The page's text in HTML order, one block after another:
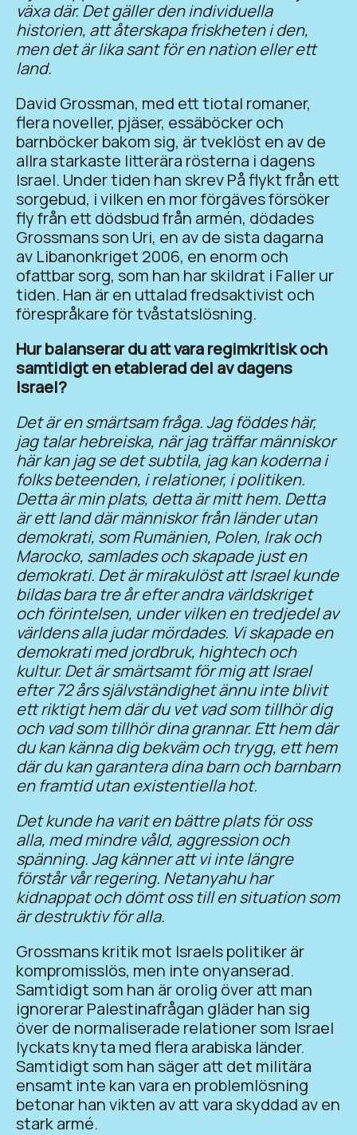
växa där. Det gäller den individuella
historien, att återskapa friskheten i den,
men det är lika sant för en nation eller ett
land.
David Grossman, med ett tiotal romaner,
flera noveller, pjäser, essäböcker och
barnböcker bakom sig, är tveklöst en av de
allra starkaste litterära rösterna i dagens
Israel. Under tiden han skrev På flykt från ett
sorgebud, i vilken en mor förgäves försöker
fly från ett dödsbud från armén, dödades
Grossmans son Uri, en av de sista dagarna
av Libanonkriget 2006, en enorm och
ofattbar sorg, som han har skildrat i Faller ur
tiden. Han är en uttalad fredsaktivist och
förespråkare för tvåstatslösning.
Hur balanserar du att vara regimkritisk och
samtidigt en etablerad del av dagens
Israel?
Det är en smärtsam fråga. Jag föddes här,
jag talar hebreiska, när jag träffar människor
här kan jag se det subtila, jag kan koderna i
folks beteenden, i relationer, i politiken.
Detta är min plats, detta är mitt hem. Detta
är ett land där människor från länder utan
demokrati, som Rumänien, Polen, Irak och
Marocko, samlades och skapade just en
demokrati. Det är mirakulöst att Israel kunde
bildas bara tre år efter andra världskriget
och förintelsen, under vilken en tredjedel av
världens alla judar mördades. Vi skapade en
demokrati med jordbruk, hightech och
kultur. Det är smärtsamt för mig att Israel
efter 72 års självständighet ännu inte blivit
ett riktigt hem där du vet vad som tillhör dig
och vad som tillhör dina grannar. Ett hem där
du kan känna dig bekväm och trygg, ett hem
där du kan garantera dina barn och barnbarn
en framtid utan existentiella hot.
Det kunde ha varit en bättre plats för oss
alla, med mindre våld, aggression och
spänning. Jag känner att vi inte längre
förstår vår regering. Netanyahu har
kidnappat och dömt oss till en situation som
är destruktiv för alla.
Grossmans kritik mot Israels politiker är
kompromisslös, men inte onyanserad.
Samtidigt som han är orolig över att man
ignorerar Palestinafrågan gläder han sig
över de normaliserade relationer som Israel
lyckats knyta med flera arabiska länder.
Samtidigt som han säger att det militära
ensamt inte kan vara en problemlösning
betonar han vikten av att vara skyddad av en
stark armé.